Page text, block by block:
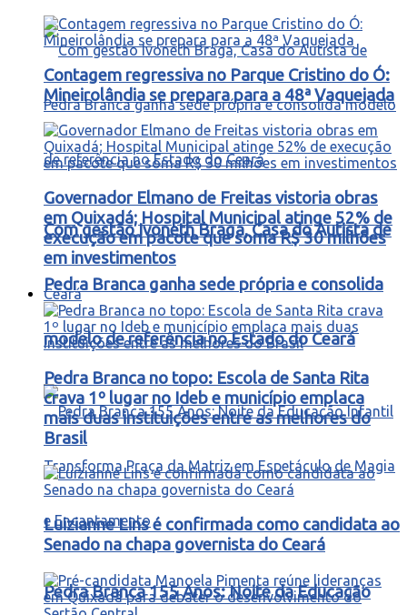
Com gestão Ivoneth Braga, Casa do Autista de
Pedra Branca ganha sede própria e consolida
modelo de referência no Estado do Ceará
Pedra Branca 155 Anos: Noite da Educação
Contagem regressiva no Parque Cristino do Ó:
Mineirolândia se prepara para a 48ª Vaquejada
Governador Elmano de Freitas vistoria obras
em Quixadá; Hospital Municipal atinge 52% de
execução em pacote que soma R$ 30 milhões
em investimentos
Ceará
Pedra Branca no topo: Escola de Santa Rita
crava 1º lugar no Ideb e município emplaca
mais duas instituições entre as melhores do
Brasil
Luizianne Lins é confirmada como candidata ao
Senado na chapa governista do Ceará